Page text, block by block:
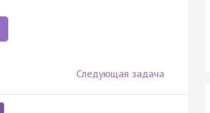
Следующая задача